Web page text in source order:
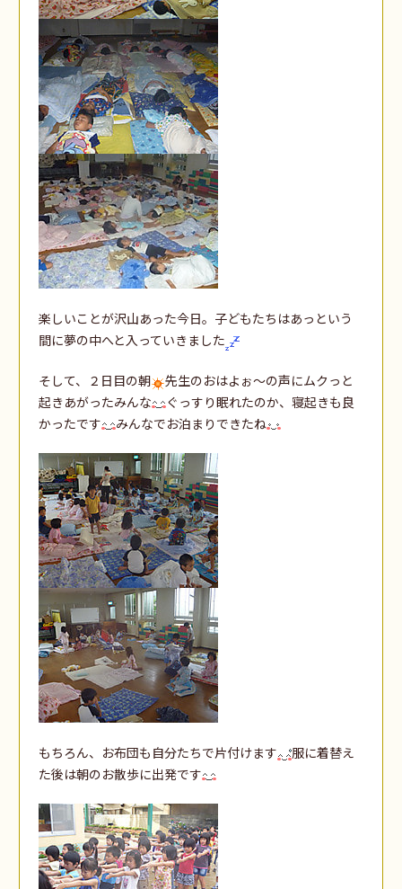
楽しいことが沢山あった今日。子どもたちはあっという
間に夢の中へと入っていきました
そして、２日目の朝
先生のおはよぉ～の声にムクっと
起きあがったみんな
ぐっすり眠れたのか、寝起きも良
かったです
みんなでお泊まりできたね
もちろん、お布団も自分たちで片付けます
服に着替え
た後は朝のお散歩に出発です